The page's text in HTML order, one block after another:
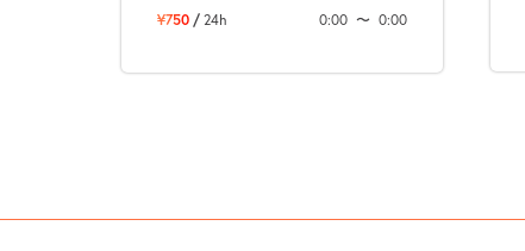
¥750 / 24h 0:00 〜 0:00